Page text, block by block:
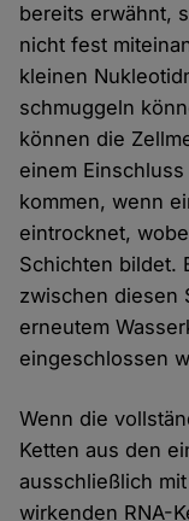
bereits erwähnt,
nicht fest
kleinen
schmuggeln
können die
einem
kommen, wenn
eintrocknet,
Schichten bildet.
zwischen diesen
erneutem
eingeschlossen
Wenn die
Ketten aus den
ausschließlich
wirkenden RNA-